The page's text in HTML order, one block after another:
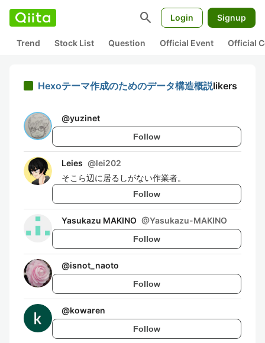
search Login Signup
Trend Stock List Question Official Event Official
Hexoテーマ作成のためのデータ構造概説likers
@yuzinet
Follow
Leies @lei202
そこら辺に居るしがない作業者。
Follow
Yasukazu MAKINO @Yasukazu-MAKINO
Follow
@isnot_naoto
Follow
@kowaren
Follow